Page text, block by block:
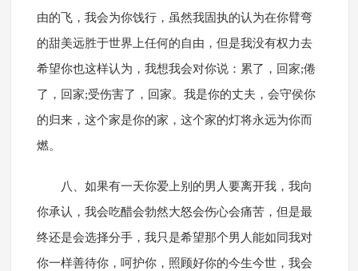
由的飞，我会为你饯行，虽然我固执的认为在你臂弯
的甜美远胜于世界上任何的自由，但是我没有权力去
希望你也这样认为，我想我会对你说：累了，回家;倦
了，回家;受伤害了，回家。我是你的丈夫，会守侯你
的归来，这个家是你的家，这个家的灯将永远为你而
燃。
八、如果有一天你爱上别的男人要离开我，我向
你承认，我会吃醋会勃然大怒会伤心会痛苦，但是最
终还是会选择分手，我只是希望那个男人能如同我对
你一样善待你，呵护你，照顾好你的今生今世，我会